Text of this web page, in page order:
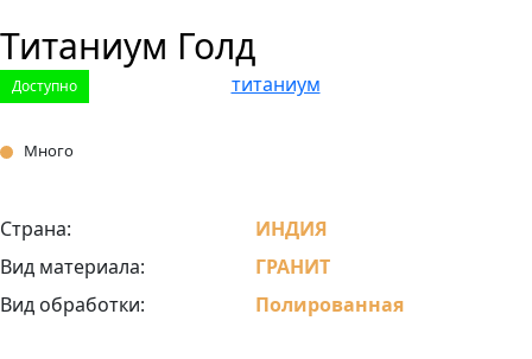
Титаниум Голд
Доступно
Много
Страна:
ИНДИЯ
Вид материала:
ГРАНИТ
Вид обработки:
Полированная